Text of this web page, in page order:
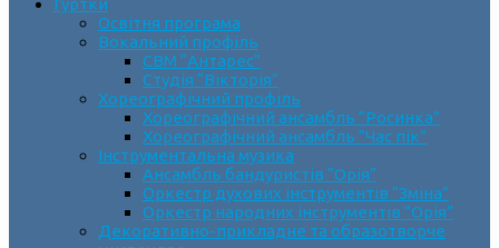
Гуртки
Освітня програма
Вокальний профіль
СВМ “Антарес”
Студія “Вікторія”
Хореографічний профіль
Хореографічний ансамбль “Росинка”
Хореографічний ансамбль “Час пік”
Інструментальна музика
Ансамбль бандуристів “Орія”
Оркестр духових інструментів “Зміна”
Оркестр народних інструментів “Орія”
Декоративно-прикладне та образотворче